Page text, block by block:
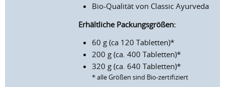
Bio-Qualität von Classic Ayurveda
Erhältliche Packungsgrößen:
60 g (ca 120 Tabletten)*
200 g (ca. 400 Tabletten)*
320 g (ca. 640 Tabletten)*
* alle Größen sind Bio-zertifiziert